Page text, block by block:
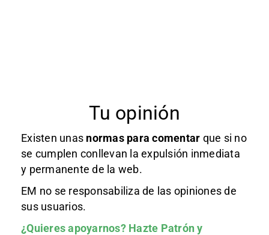
Tu opinión
Existen unas normas para comentar que si no
se cumplen conllevan la expulsión inmediata
y permanente de la web.
EM no se responsabiliza de las opiniones de
sus usuarios.
¿Quieres apoyarnos? Hazte Patróny